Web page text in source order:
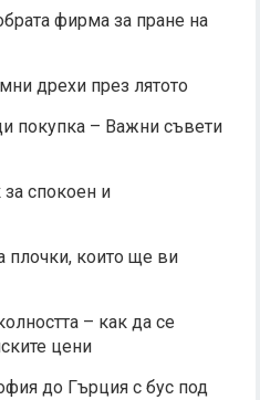
фирма за пране на
дрехи през лятото
покупка – Важни съвети
спокоен и
плочки, които ще ви
– как да се
цени
до Гърция с бус под